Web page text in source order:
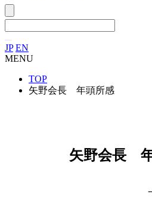
JP EN
MENU
TOP
矢野会長 年頭所感
矢野会長